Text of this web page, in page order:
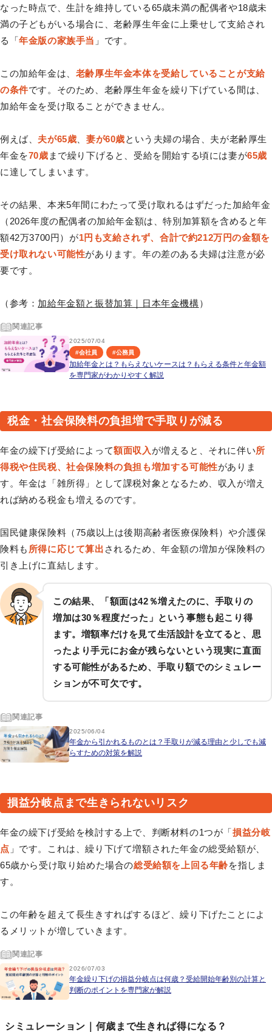
なった時点で、生計を維持している65歳未満の配偶者や18歳未
満の子どもがいる場合に、老齢厚生年金に上乗せして支給され
る「年金版の家族手当 」です。
この加給年金は、 老齢厚生年金本体を受給していることが支給
の条件です。そのため、老齢厚生年金を繰り下げている間は、
加給年金を受け取ることができません。
例えば、 夫が65歳 、妻が60歳という夫婦の場合、夫が老齢厚生
年金を70歳 まで繰り下げると、受給を開始する頃には妻が65歳
に達してしまいます。
その結果、本来5年間にわたって受け取れるはずだった加給年金
（2026年度の配偶者の加給年金額は、特別加算額を含めると年
額42万3700円）が1円も支給されず、合計で約212万円の金額を
受け取れない可能性があります。年の差のある夫婦は注意が必
要です。
（参考： 加給年金額と振替加算｜日本年金機構）
関連記事
2025/07/04
#会社員 #公務員
加給年金とは？もらえないケースは？もらえる条件と年金額
を専門家がわかりやすく解説
税金・社会保険料の負担増で手取りが減る
年金の繰下げ受給によって額面収入 が増えると、それに伴い所
得税や住民税、社会保険料の負担も増加する可能性がありま
す。年金は「雑所得」として課税対象となるため、収入が増え
れば納める税金も増えるのです。
国民健康保険料（75歳以上は後期高齢者医療保険料）や介護保
険料も 所得に応じて算出 されるため、年金額の増加が保険料の
引き上げに直結します。
この結果、「額面は42％増えたのに、手取りの
増加は30％程度だった」という事態も起こり得
ます。増額率だけを見て生活設計を立てると、思
ったより手元にお金が残らないという現実に直面
する可能性があるため、手取り額でのシミュレー
ションが不可欠です。
関連記事
2025/06/04
年金から引かれるものとは？手取りが減る理由と少しでも減
らすための対策を解説
損益分岐点まで生きられないリスク
年金の繰下げ受給を検討する上で、判断材料の1つが「損益分岐
点 」です。これは、繰り下げて増額された年金の総受給額が、
65歳から受け取り始めた場合の総受給額を上回る年齢を指しま
す。
この年齢を超えて長生きすればするほど、繰り下げたことによ
るメリットが増していきます。
関連記事
2026/07/03
年金繰り下げの損益分岐点は何歳？受給開始年齢別の計算と
判断のポイントを専門家が解説
シミュレーション｜何歳まで生きれば得になる？